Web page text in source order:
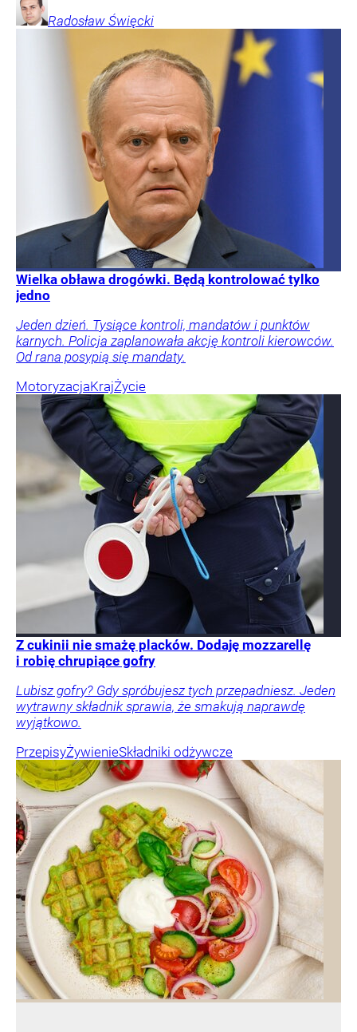
Radosław Święcki
Wielka obława drogówki. Będą kontrolować tylko
jedno
Jeden dzień. Tysiące kontroli, mandatów i punktów
karnych. Policja zaplanowała akcję kontroli kierowców.
Od rana posypią się mandaty.
MotoryzacjaKrajŻycie
Z cukinii nie smażę placków. Dodaję mozzarellę
i robię chrupiące gofry
Lubisz gofry? Gdy spróbujesz tych przepadniesz. Jeden
wytrawny składnik sprawia, że smakują naprawdę
wyjątkowo.
PrzepisyŻywienieSkładniki odżywcze